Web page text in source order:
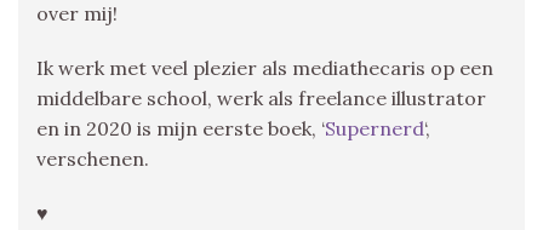
over mij!
Ik werk met veel plezier als mediathecaris op een
middelbare school, werk als freelance illustrator
en in 2020 is mijn eerste boek, ‘Supernerd‘,
verschenen.
♥